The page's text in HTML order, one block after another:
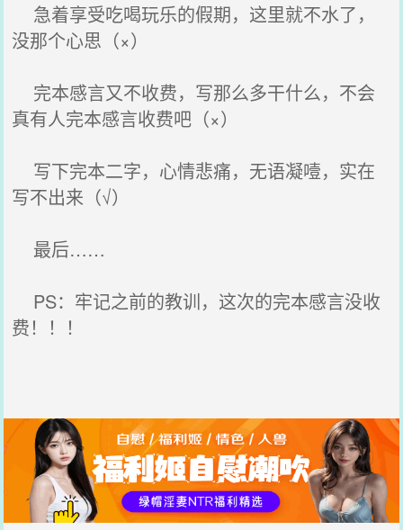
急着享受吃喝玩乐的假期，这里就不水了，
没那个心思（×）
完本感言又不收费，写那么多干什么，不会
真有人完本感言收费吧（×）
写下完本二字，心情悲痛，无语凝噎，实在
写不出来（√）
最后……
PS：牢记之前的教训，这次的完本感言没收
费！！！